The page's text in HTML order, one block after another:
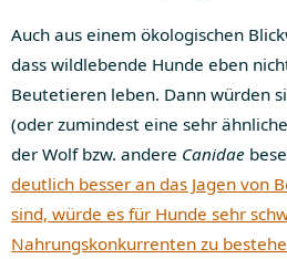
Auch aus einem ökologischen
dass wildlebende Hunde eben
Beutetieren leben. Dann würden
(oder zumindest eine sehr
der Wolf bzw. andere Canidae
deutlich besser an das Jagen von
sind, würde es für Hunde sehr
Nahrungskonkurrenten zu